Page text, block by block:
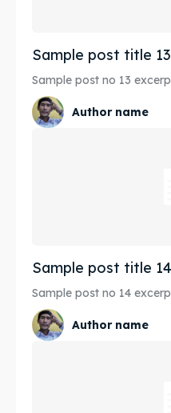
Sample post title 13
Sample post no 13
Author name
Sample post title 14
Sample post no 14
Author name